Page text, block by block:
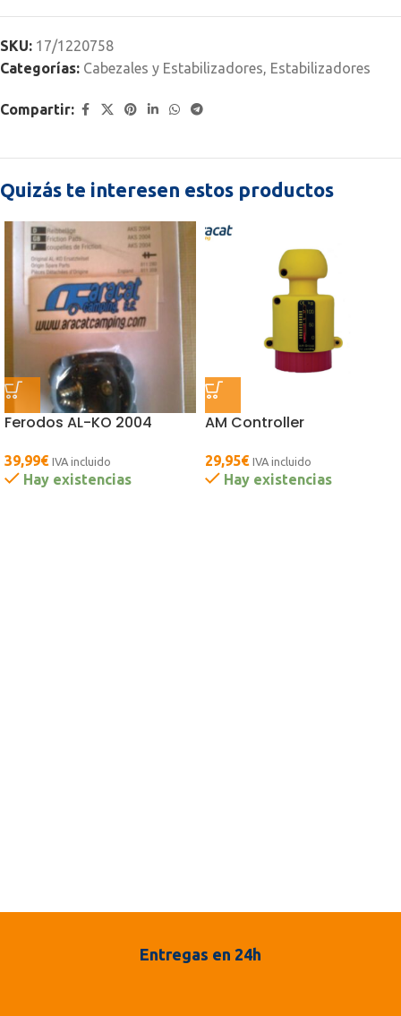
SKU: 17/1220758
Categorías: Cabezales y Estabilizadores, Estabilizadores
Compartir:
Quizás te interesen estos productos
Ferodos AL-KO 2004
39,99€ IVA incluido
Hay existencias
AM Controller
29,95€ IVA incluido
Hay existencias
Entregas en 24h